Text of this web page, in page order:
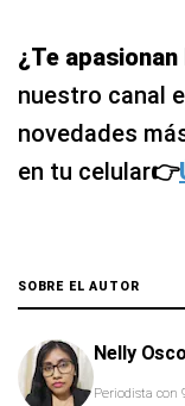
¿Te
nuestro canal
novedades
en tu celular👉
SOBRE EL AUTOR
Nelly Osco
Periodista con